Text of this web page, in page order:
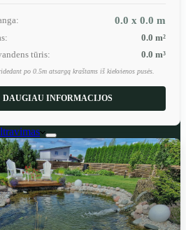
0.0 x 0.0 m
0.0 m²
tūris:
0.0 m³
po 0.5m atsargą kraštams iš kiekvienos pusės.
DAUGIAU INFORMACIJOS